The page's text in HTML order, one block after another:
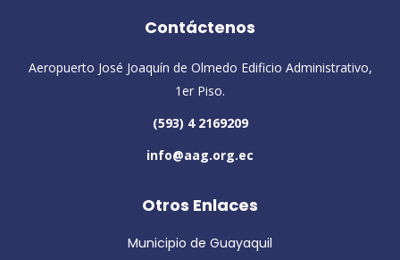
Contáctenos
Aeropuerto José Joaquín de Olmedo Edificio Administrativo,
1er Piso.
(593) 4 2169209
info@aag.org.ec
Otros Enlaces
Municipio de Guayaquil